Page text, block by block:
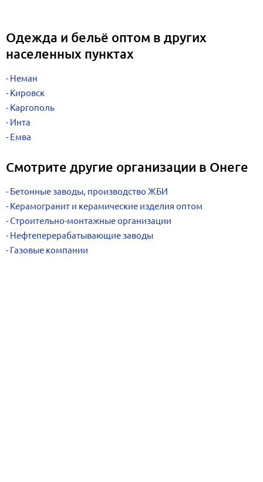
Одежда и бельё оптом в других
населенных пунктах
Неман
Кировск
Каргополь
Инта
Емва
Смотрите другие организации в Онеге
Бетонные заводы, производство ЖБИ
Керамогранит и керамические изделия оптом
Строительно-монтажные организации
Нефтеперерабатывающие заводы
Газовые компании